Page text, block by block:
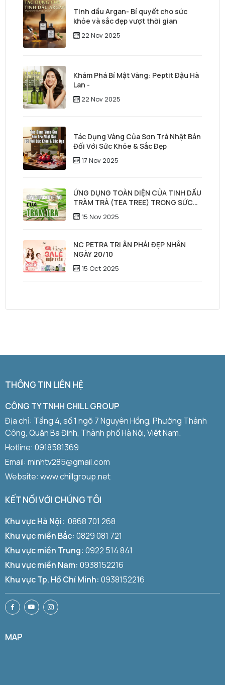
Tinh dầu Argan- Bí quyết cho sức
khỏe và sắc đẹp vượt thời gian
22 Nov 2025
Khám Phá Bí Mật Vàng: Peptit Đậu Hà
Lan -
22 Nov 2025
Tác Dụng Vàng Của Sơn Trà Nhật Bản
Đối Với Sức Khỏe & Sắc Đẹp
17 Nov 2025
ỨNG DỤNG TOÀN DIỆN CỦA TINH DẦU
TRÀM TRÀ (TEA TREE) TRONG SỨC
KHỎE, LÀM ĐẸP & CHĂM SÓC TÓC –
DA ĐẦU
15 Nov 2025
NC PETRA TRI ÂN PHÁI ĐẸP NHÂN
NGÀY 20/10
15 Oct 2025
THÔNG TIN LIÊN HỆ
CÔNG TY TNHH CHILL GROUP
Địa chỉ: Tầng 4, số 1 ngõ 7 Nguyên Hồng, Phường Thành
Công, Quận Ba Đình, Thành phố Hà Nội, Việt Nam.
Hotline: 0918581369
Email: minhtv285@gmail.com
Website: www.chillgroup.net
KẾT NỐI VỚI CHÚNG TÔI
Khu vực Hà Nội: 0868 701 268
Khu vực miền Bắc: 0829 081 721
Khu vực miền Trung: 0922 514 841
Khu vực miền Nam: 0938152216
Khu vực Tp. Hồ Chí Minh: 0938152216
MAP